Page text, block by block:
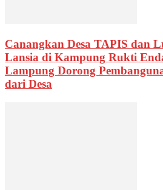
Canangkan Desa TAPIS dan
Lansia di Kampung Rukti
Lampung Dorong
dari Desa